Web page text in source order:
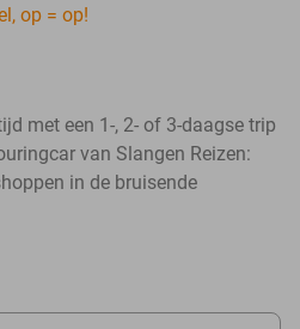
op = op!
met een 1-, 2- of 3-daagse trip
van Slangen Reizen:
in de bruisende